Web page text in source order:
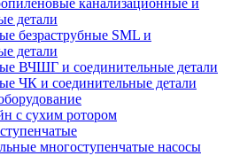
канализационные и
детали
безраструбные SML и
детали
ВЧШГ и соединительные детали
ЧК и соединительные детали
с сухим ротором
многоступенчатые насосы